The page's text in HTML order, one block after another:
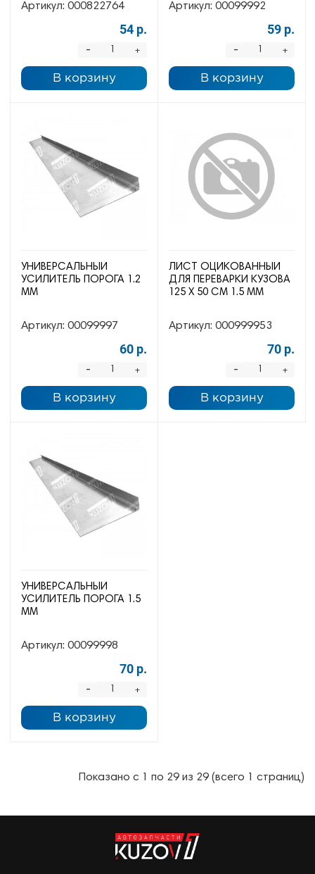
Артикул: 000822764
54 р.
+
-
В корзину
Артикул: 00099992
59 р.
+
-
В корзину
УНИВЕРСАЛЬНЫЙ
УСИЛИТЕЛЬ ПОРОГА 1.2
ММ
Артикул: 00099997
60 р.
+
-
В корзину
ЛИСТ ОЦИКОВАННЫЙ
ДЛЯ ПЕРЕВАРКИ КУЗОВА
125 Х 50 СМ 1.5 ММ
Артикул: 000999953
70 р.
+
-
В корзину
УНИВЕРСАЛЬНЫЙ
УСИЛИТЕЛЬ ПОРОГА 1.5
ММ
Артикул: 00099998
70 р.
+
-
В корзину
Показано с 1 по 29 из 29 (всего 1 страниц)